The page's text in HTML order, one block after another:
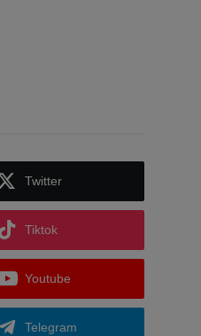
Twitter
Tiktok
Youtube
Telegram